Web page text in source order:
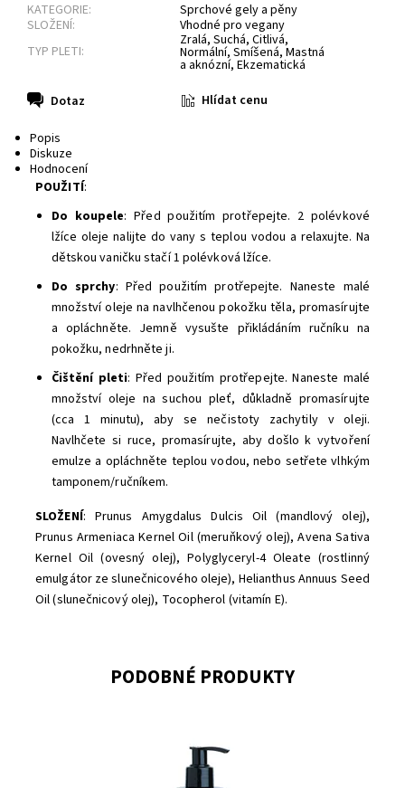
KATEGORIE:
Sprchové gely a pěny
SLOŽENÍ:
Vhodné pro vegany
TYP PLETI:
Zralá, Suchá, Citlivá,
Normální, Smíšená, Mastná
a aknózní, Ekzematická
Dotaz
Hlídat cenu
Popis
Diskuze
Hodnocení
POUŽITÍ:
Do koupele: Před použitím protřepejte. 2 polévkové
lžíce oleje nalijte do vany s teplou vodou a relaxujte. Na
dětskou vaničku stačí 1 polévková lžíce.
Do sprchy: Před použitím protřepejte. Naneste malé
množství oleje na navlhčenou pokožku těla, promasírujte
a opláchněte. Jemně vysušte přikládáním ručníku na
pokožku, nedrhněte ji.
Čištění pleti: Před použitím protřepejte. Naneste malé
množství oleje na suchou pleť, důkladně promasírujte
(cca 1 minutu), aby se nečistoty zachytily v oleji.
Navlhčete si ruce, promasírujte, aby došlo k vytvoření
emulze a opláchněte teplou vodou, nebo setřete vlhkým
tamponem/ručníkem.
SLOŽENÍ: Prunus Amygdalus Dulcis Oil (mandlový olej),
Prunus Armeniaca Kernel Oil (meruňkový olej), Avena Sativa
Kernel Oil (ovesný olej), Polyglyceryl-4 Oleate (rostlinný
emulgátor ze slunečnicového oleje), Helianthus Annuus Seed
Oil (slunečnicový olej), Tocopherol (vitamín E).
PODOBNÉ PRODUKTY